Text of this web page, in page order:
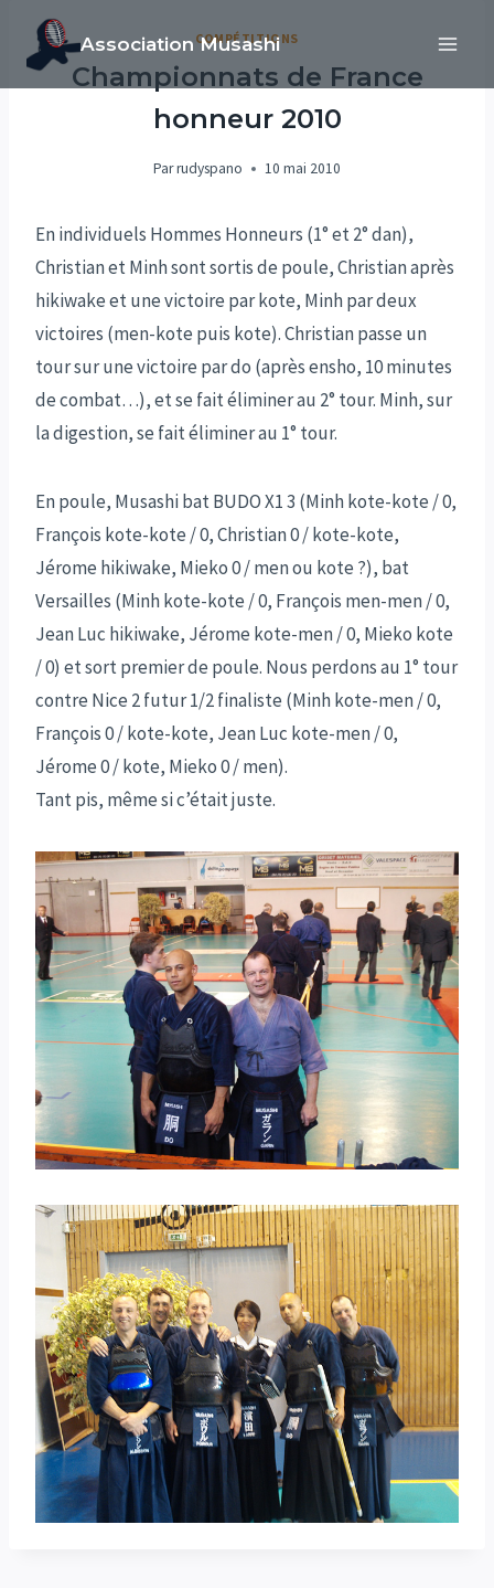
Association Musashi
COMPÉTITIONS
Championnats de France
honneur 2010
Parrudyspano 10 mai 2010
En individuels Hommes Honneurs (1° et 2° dan),
Christian et Minh sont sortis de poule, Christian après
hikiwake et une victoire par kote, Minh par deux
victoires (men-kote puis kote). Christian passe un
tour sur une victoire par do (après ensho, 10 minutes
de combat…), et se fait éliminer au 2° tour. Minh, sur
la digestion, se fait éliminer au 1° tour.
En poule, Musashi bat BUDO X1 3 (Minh kote-kote / 0,
François kote-kote / 0, Christian 0 / kote-kote,
Jérome hikiwake, Mieko 0 / men ou kote ?), bat
Versailles (Minh kote-kote / 0, François men-men / 0,
Jean Luc hikiwake, Jérome kote-men / 0, Mieko kote
/ 0) et sort premier de poule. Nous perdons au 1° tour
contre Nice 2 futur 1/2 finaliste (Minh kote-men / 0,
François 0 / kote-kote, Jean Luc kote-men / 0,
Jérome 0 / kote, Mieko 0 / men).
Tant pis, même si c’était juste.